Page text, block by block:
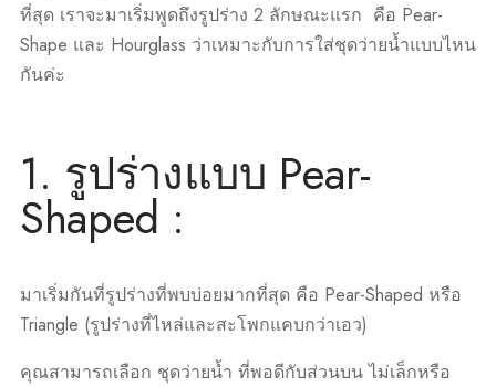
ที่สุด เราจะมาเริ่มพูดถึงรูปร่าง 2 ลักษณะแรก คือ Pear-
Shape และ Hourglass ว่าเหมาะกับการใส่ชุดว่ายน้ำแบบไหน
กันค่ะ
1. รูปร่างแบบ Pear-
Shaped :
มาเริ่มกันที่รูปร่างที่พบบ่อยมากที่สุด คือ Pear-Shaped หรือ
Triangle (รูปร่างที่ไหล่และสะโพกแคบกว่าเอว)
คุณสามารถเลือก ชุดว่ายน้ำ ที่พอดีกับส่วนบน ไม่เล็กหรือ